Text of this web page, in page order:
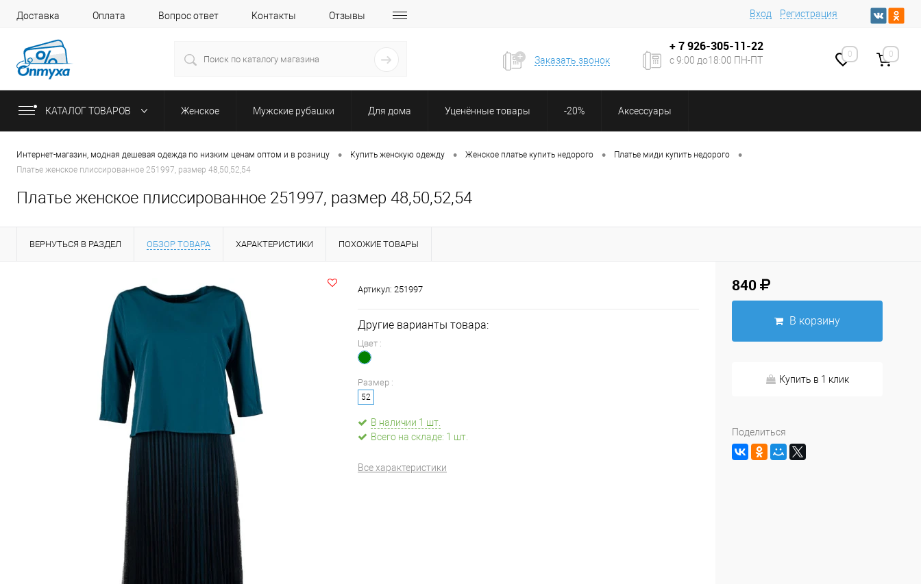
Доставка Оплата Вопрос ответ Контакты Отзывы Вход Регистрация
Заказать звонок
+ 7926-305-11-22
с 9:00 до18:00 ПН-ПТ
0 0
КАТАЛОГ ТОВАРОВ Женское Мужские рубашки Для дома Уценённые товары -20% Аксессуары
Интернет-магазин, модная дешевая одежда по низким ценам оптом и в розницу • Купить женскую одежду • Женское платье купить недорого • Платье миди купить недорого •
Платье женское плиссированное 251997, размер 48,50,52,54
Платье женское плиссированное 251997, размер 48,50,52,54
ВЕРНУТЬСЯ В РАЗДЕЛ ОБЗОР ТОВАРА ХАРАКТЕРИСТИКИ ПОХОЖИЕ ТОВАРЫ
Артикул: 251997
Другие варианты товара:
Цвет :
Размер :
52
В наличии 1 шт.
Всего на складе: 1 шт.
Все характеристики
840
В корзину
Купить в 1 клик
Поделиться